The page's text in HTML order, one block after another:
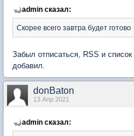
admin сказал:
Скорее всего завтра будет готово
Забыл отписаться, RSS и
добавил.
donBaton
13 Апр 2021
admin сказал: